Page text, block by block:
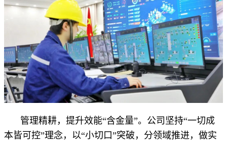
管理精耕，提升效能“含金量”。公司坚持“一切成
本皆可控”理念，以“小切口”突破，分领域推进，做实